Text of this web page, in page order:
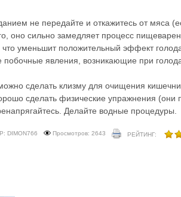
не передайте и откажитесь от мяса
оно сильно замедляет процесс
уменьшит положительный эффект
побочные явления, возникающие при
сделать клизму для очищения
сделать физические упражнения (они
Делайте водные процедуры.
DIMON766 Просмотров: 2643 РЕЙТИНГ: